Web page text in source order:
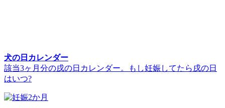
犬の日カレンダー
該当3ヶ月分の戌の日カレンダー。もし妊娠してたら戌の日
はいつ?